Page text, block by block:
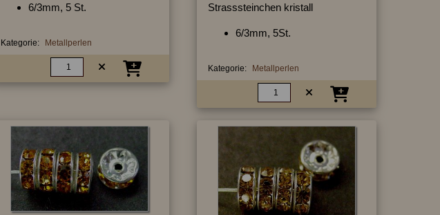
6/3mm, 5 St.
Kategorie: Metallperlen
Strasssteinchen kristall
6/3mm, 5St.
Kategorie: Metallperlen